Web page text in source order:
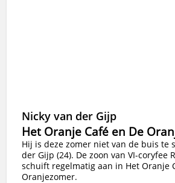
Nicky van der Gijp
Het Oranje Café en De
Hij is deze zomer niet van de buis te
der Gijp (24). De zoon van VI-coryfee
schuift regelmatig aan in Het Oranje
Oranjezomer.